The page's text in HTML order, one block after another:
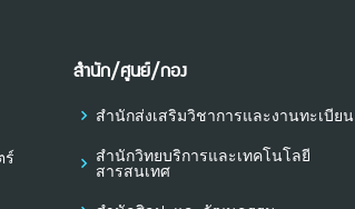
ร์
สำนัก/ศูนย์/กอง
สำนักส่งเสริมวิชาการและงานทะเบียน
สำนักวิทยบริการและเทคโนโลยี
สารสนเทศ